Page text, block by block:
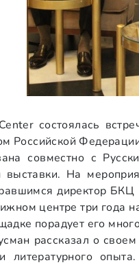
состоялась
Российской
совместно с
На
директор
центре три года
порадует его
рассказал о
литературного